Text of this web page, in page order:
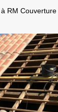
RM Couverture